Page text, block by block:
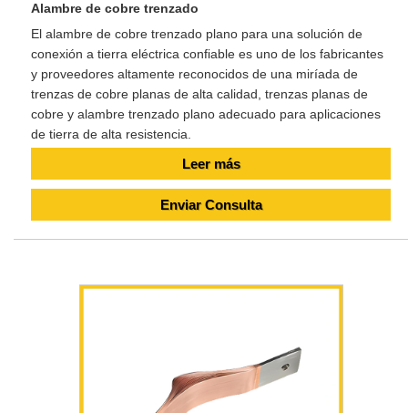
Alambre de cobre trenzado
El alambre de cobre trenzado plano para una solución de
conexión a tierra eléctrica confiable es uno de los fabricantes
y proveedores altamente reconocidos de una miríada de
trenzas de cobre planas de alta calidad, trenzas planas de
cobre y alambre trenzado plano adecuado para aplicaciones
de tierra de alta resistencia.
Leer más
Enviar Consulta